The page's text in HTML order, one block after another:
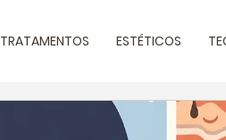
TRATAMENTOS ESTÉTICOS